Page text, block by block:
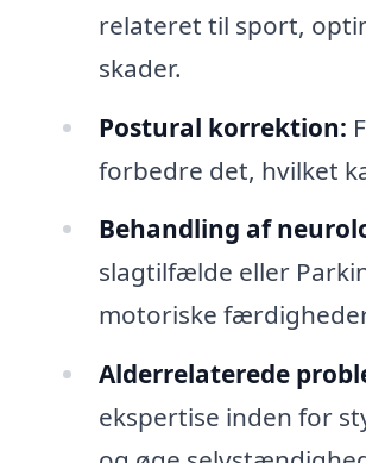
relateret til sport,
skader.
Postural korrektion:
forbedre det, hvilket
Behandling af
slagtilfælde eller
motoriske
Alderrelaterede
ekspertise inden for